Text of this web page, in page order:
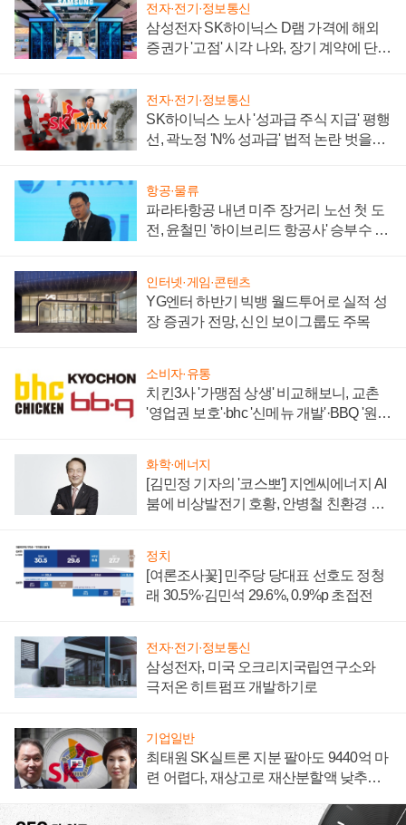
전자·전기·정보통신
삼성전자 SK하이닉스 D램 가격에 해외
증권가 '고점' 시각 나와, 장기 계약에 단점
전자·전기·정보통신
SK하이닉스 노사 '성과급 주식 지급' 평행
선, 곽노정 'N% 성과급' 법적 논란 벗을지
항공·물류
파라타항공 내년 미주 장거리 노선 첫 도
전, 윤철민 '하이브리드 항공사' 승부수 통
인터넷·게임·콘텐츠
YG엔터 하반기 빅뱅 월드투어로 실적 성
장 증권가 전망, 신인 보이그룹도 주목
소비자·유통
치킨3사 '가맹점 상생' 비교해보니, 교촌
'영업권 보호'·bhc '신메뉴 개발'·BBQ '원가
화학·에너지
[김민정 기자의 '코스뽀'] 지엔씨에너지 AI
붐에 비상발전기 호황, 안병철 친환경 에
정치
[여론조사꽃] 민주당 당대표 선호도 정청
래 30.5%·김민석 29.6%, 0.9%p 초접전
전자·전기·정보통신
삼성전자, 미국 오크리지국립연구소와
극저온 히트펌프 개발하기로
기업일반
최태원 SK실트론 지분 팔아도 9440억 마
련 어렵다, 재상고로 재산분할액 낮추기